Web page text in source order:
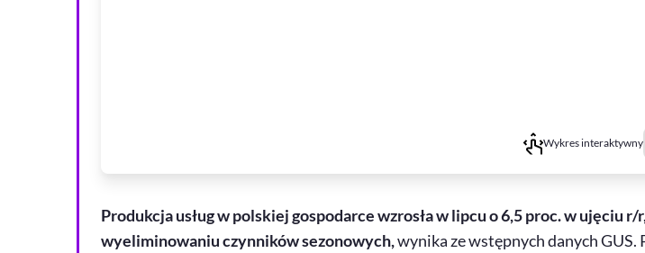
Wykres interaktywny
Produkcja usług w polskiej gospodarce wzrosła w lipcu o 6,5 proc. w ujęciu r/
wyeliminowaniu czynników sezonowych,wynika ze wstępnych danych GUS.